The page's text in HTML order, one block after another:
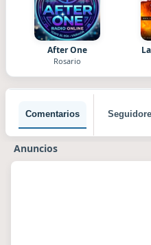
After One
Rosario
Comentarios
Anuncios